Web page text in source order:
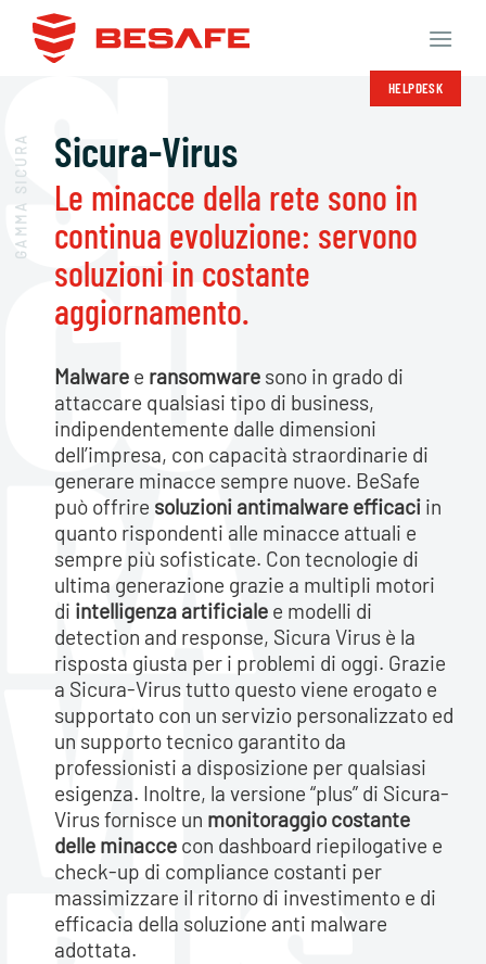
Salta
contenuti
HELPDESK
Sicura-Virus
Le minacce della rete sono in
continua evoluzione: servono
soluzioni in costante
aggiornamento.
Malware e ransomware sono in grado di
attaccare qualsiasi tipo di business,
indipendentemente dalle dimensioni
dell’impresa, con capacità straordinarie di
generare minacce sempre nuove. BeSafe
può offrire soluzioni antimalware efficaci in
quanto rispondenti alle minacce attuali e
sempre più sofisticate. Con tecnologie di
ultima generazione grazie a multipli motori
di intelligenza artificiale e modelli di
detection and response, Sicura Virus è la
risposta giusta per i problemi di oggi. Grazie
a Sicura-Virus tutto questo viene erogato e
supportato con un servizio personalizzato ed
un supporto tecnico garantito da
professionisti a disposizione per qualsiasi
esigenza. Inoltre, la versione “plus” di Sicura-
Virus fornisce un monitoraggio costante
delle minacce con dashboard riepilogative e
check-up di compliance costanti per
massimizzare il ritorno di investimento e di
efficacia della soluzione anti malware
adottata.
GAMMA SICURA